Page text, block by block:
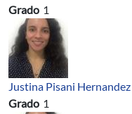
Grado 1
Justina Pisani Hernandez
Grado 1